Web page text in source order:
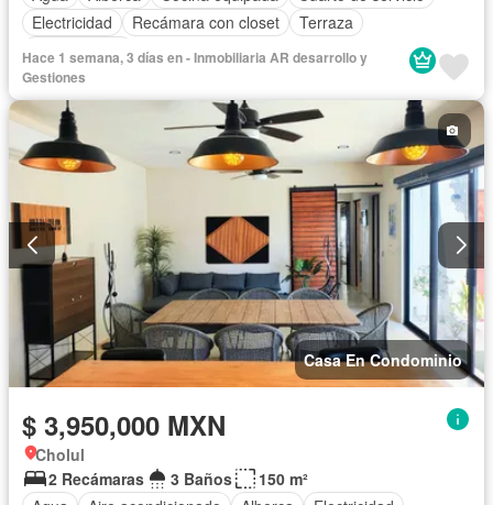
Electricidad
Recámara con closet
Terraza
Sin amueblar
Hace 1 semana, 3 días en - Inmobiliaria AR desarrollo y
Gestiones
Casa En Condominio
$ 3,950,000 MXN
Cholul
2 Recámaras
3 Baños
150 m²